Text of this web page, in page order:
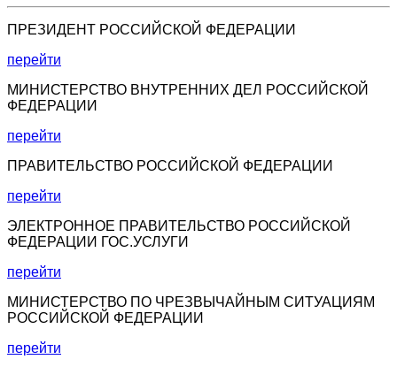
ПРЕЗИДЕНТ РОССИЙСКОЙ ФЕДЕРАЦИИ
перейти
МИНИСТЕРСТВО ВНУТРЕННИХ ДЕЛ РОССИЙСКОЙ
ФЕДЕРАЦИИ
перейти
ПРАВИТЕЛЬСТВО РОССИЙСКОЙ ФЕДЕРАЦИИ
перейти
ЭЛЕКТРОННОЕ ПРАВИТЕЛЬСТВО РОССИЙСКОЙ
ФЕДЕРАЦИИ ГОС.УСЛУГИ
перейти
МИНИСТЕРСТВО ПО ЧРЕЗВЫЧАЙНЫМ СИТУАЦИЯМ
РОССИЙСКОЙ ФЕДЕРАЦИИ
перейти